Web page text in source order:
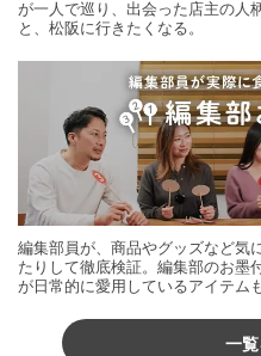
が一人で巡り、出会った店主の人
と、松阪に行きたくなる。
編集部員が、商品やグッズなど気
たりして徹底検証。編集部のお墨
が日常的に愛用しているアイテム
一